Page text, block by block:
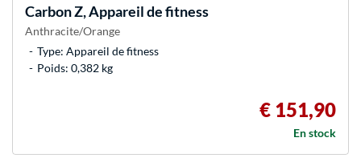
Carbon Z, Appareil de fitness
Anthracite/Orange
Type: Appareil de fitness
Poids: 0,382 kg
€ 151,90
En stock